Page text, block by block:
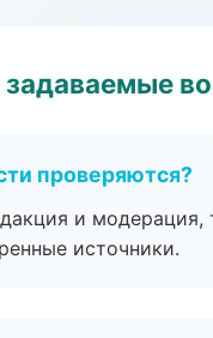
задаваемые
проверяются?
и модерация,
источники.